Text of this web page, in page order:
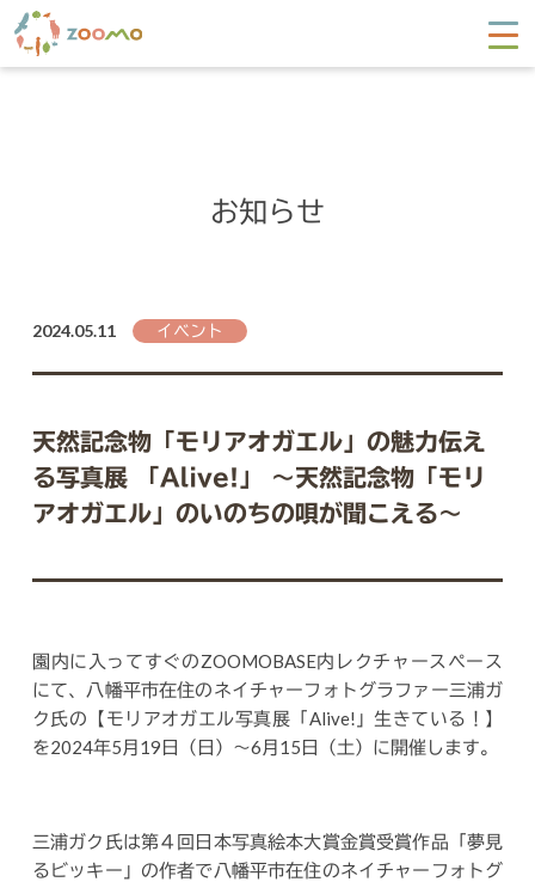
お知らせ
2024.05.11 イベント
天然記念物「モリアオガエル」の魅力伝え
る写真展 「Alive!」 ～天然記念物「モリ
アオガエル」のいのちの唄が聞こえる～
園内に入ってすぐのZOOMOBASE内レクチャースペース
にて、八幡平市在住のネイチャーフォトグラファー三浦ガ
ク氏の【モリアオガエル写真展「Alive!」生きている！】
を2024年5月19日（日）～6月15日（土）に開催します。
三浦ガク氏は第４回日本写真絵本大賞金賞受賞作品「夢見
るビッキー」の作者で八幡平市在住のネイチャーフォトグ